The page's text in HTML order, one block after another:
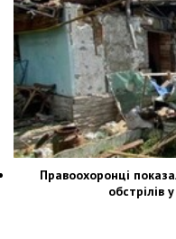
Правоохоронці
обстрілів